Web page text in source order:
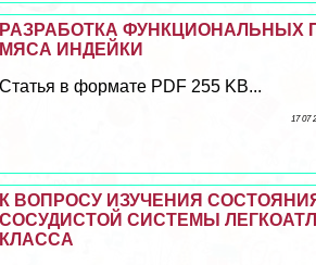
РАЗРАБОТКА ФУНКЦИОНАЛЬНЫХ
МЯСА ИНДЕЙКИ
Статья в формате PDF 255 KB...
17 07
К ВОПРОСУ ИЗУЧЕНИЯ
СОСУДИСТОЙ СИСТЕМЫ
КЛАССА